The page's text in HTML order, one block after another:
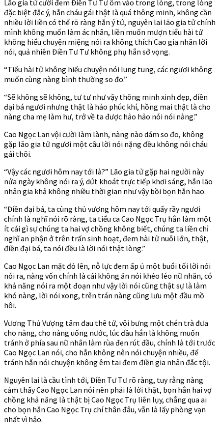
Lão gia tử cười đem Điền Tư Tư ôm vào trong lòng, trong lòng
đặc biệt đắc ý, hắn cháu gái thật là quá thông minh, không cần
nhiều lời liền có thể rõ ràng hắn ý tứ, nguyên lai lão gia tử chính
mình không muốn làm ác nhân, liền muốn mượn tiểu hài tử
không hiểu chuyện miệng nói ra không thích Cao gia nhân lời
nói, quả nhiên Điền Tư Tư không phụ hắn sở vọng.
“Tiểu hài tử không hiểu chuyện nói lung tung, các ngươi không
muốn cùng nàng bình thường so đo.”
“Sẽ không sẽ không, tư tư như vậy thông minh xinh đẹp, điền
đại bá ngươi nhưng thật là hảo phúc khí, hồng mai thật là cho
nàng cha mẹ làm hư, trở về ta được hảo hảo nói nói nàng.”
Cao Ngọc Lan vội cười làm lành, nàng nào dám so đo, không
gặp lão gia tử ngươi một câu lời nói nặng đều không nói cháu
gái thôi.
“Vậy các ngươi hôm nay tới là?” Lão gia tử gặp hai người này
nửa ngày không nói ra ý, dứt khoát trực tiếp khơi sáng, hắn lão
nhân gia khả không nhiều thời gian như vậy bồi bọn hắn hao.
“Điền đại bá, ta cùng thủ vượng hôm nay tới quấy rầy ngươi
chính là nghĩ nói rõ ràng, ta tiểu ca Cao Ngọc Trụ hắn làm một
ít cái gì sự chúng ta hai vợ chồng không biết, chúng ta liền chỉ
nghĩ an phận ở trên trấn sinh hoạt, đem hài tử nuôi lớn, thật,
điền đại bá, ta nói đều là lời nói thật lòng.”
Cao Ngọc Lan mặt đỏ lên, nỗ lực đem ấp ủ một buổi tối lời nói
nói ra, nàng vốn chính là cái không ăn nói khéo léo nữ nhân, có
khả năng nói ra một đoạn như vậy lời nói cũng thật sự là làm
khó nàng, lời nói xong, trên trán nàng cũng lưu một đầu mồ
hôi.
Vương Thủ Vượng tâm đau thê tử, vội bưng một chén trà đưa
cho nàng, cho nàng uống nước, lúc đầu hắn là không muốn
tránh ở phía sau nữ nhân làm rùa đen rút đầu, chính là tới trước
Cao Ngọc Lan nói, cho hắn không nên nói chuyện nhiều, để
tránh hắn nói chuyện không êm tai đem điền gia nhân đắc tội.
Nguyên lai là cầu tình tới, Điền Tư Tư rõ ràng, tuy rằng nàng
cảm thấy Cao Ngọc Lan nói nên phải là lời thật, bọn hắn hai vợ
chồng khả năng là thật bị Cao Ngọc Trụ liên lụy, chẳng qua ai
cho bọn hắn Cao Ngọc Trụ chí thân đâu, vẫn là lấy phòng vạn
nhất vì hảo.